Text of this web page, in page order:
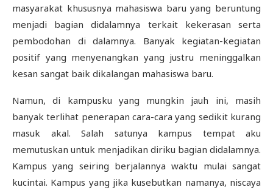
masyarakat khususnya mahasiswa baru yang beruntung
menjadi bagian didalamnya terkait kekerasan serta
pembodohan di dalamnya. Banyak kegiatan-kegiatan
positif yang menyenangkan yang justru meninggalkan
kesan sangat baik dikalangan mahasiswa baru.
Namun, di kampusku yang mungkin jauh ini, masih
banyak terlihat penerapan cara-cara yang sedikit kurang
masuk akal. Salah satunya kampus tempat aku
memutuskan untuk menjadikan diriku bagian didalamnya.
Kampus yang seiring berjalannya waktu mulai sangat
kucintai. Kampus yang jika kusebutkan namanya, niscaya